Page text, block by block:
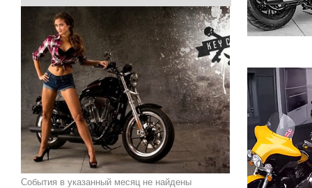
События в указанный месяц не найдены